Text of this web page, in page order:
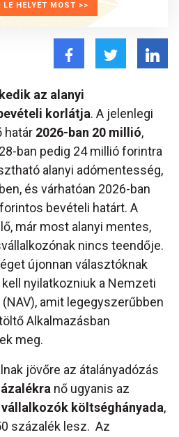
LE HELYÉT MOST >>
az alanyi
korlátja. A jelenlegi
határ 2026-ban 20 millió,
ban pedig 24 millió forintra
alanyi adómentesség,
és várhatóan 2026-ban
bevételi határt. A
már most alanyi mentes,
nincs teendője.
újonnan választóknak
nyilatkozniuk a Nemzeti
amit legegyszerűbben
Alkalmazásban
meg.
jövőre az átalányadózás
nő ugyanis az
költséghányada,
százalék lesz. Az